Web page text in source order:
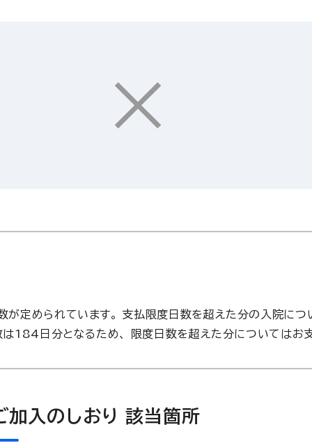
×
が定められています。 支払限度日数を超えた分の入院につ
は184日分となるため、 限度日数を超えた分についてはお
加入のしおり 該当箇所